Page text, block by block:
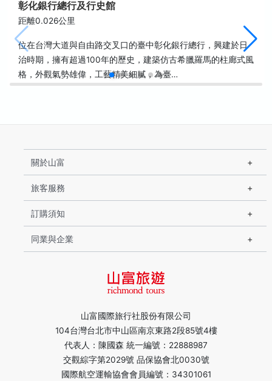
彰化銀行總行及行史館
距離0.026公里
位在台灣大道與自由路交叉口的臺中彰化銀行總行，興建於日
治時期，擁有超過100年的歷史，建築仿古希臘羅馬的柱廊式風
格，外觀氣勢雄偉，工藝精美細膩，為臺…
山富國際旅行社股份有限公司
104台灣台北市中山區南京東路2段85號4樓
代表人：陳國森 統一編號：22888987
交觀綜字第2029號 品保協會北0030號
國際航空運輸協會會員編號：34301061
關於山富
旅客服務
訂購須知
同業與企業